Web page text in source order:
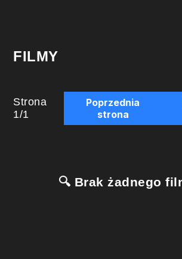
FILMY
Strona
1/1
Poprzednia
strona
🔍 Brak żadnego